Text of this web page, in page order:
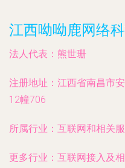
江西呦呦鹿网络
法人代表： 熊世珊
注册地址： 江西省南昌市
12幢706
所属行业： 互联网和相关
更多行业： 互联网接入及